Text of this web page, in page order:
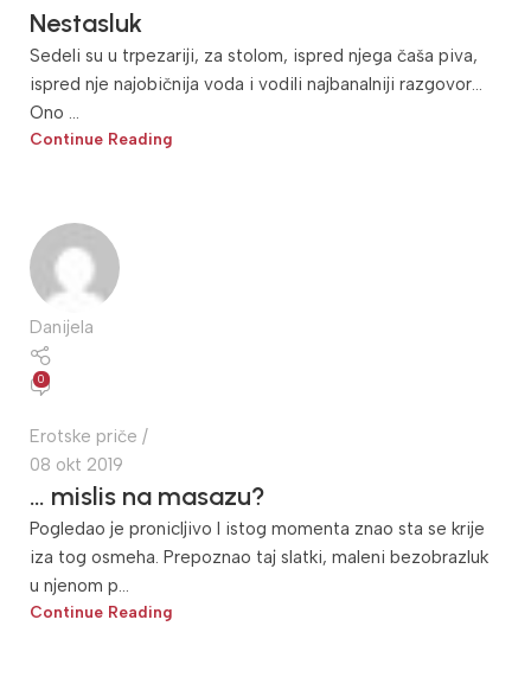
Nestasluk
Sedeli su u trpezariji, za stolom, ispred njega čaša piva,
ispred nje najobičnija voda i vodili najbanalniji razgovor...
Ono ...
Continue Reading
Danijela
0
Erotske priče
08 okt 2019
… mislis na masazu?
Pogledao je pronicljivo I istog momenta znao sta se krije
iza tog osmeha. Prepoznao taj slatki, maleni bezobrazluk
u njenom p...
Continue Reading